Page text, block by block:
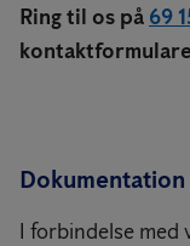
Ring til os på 69
I forbindelse med